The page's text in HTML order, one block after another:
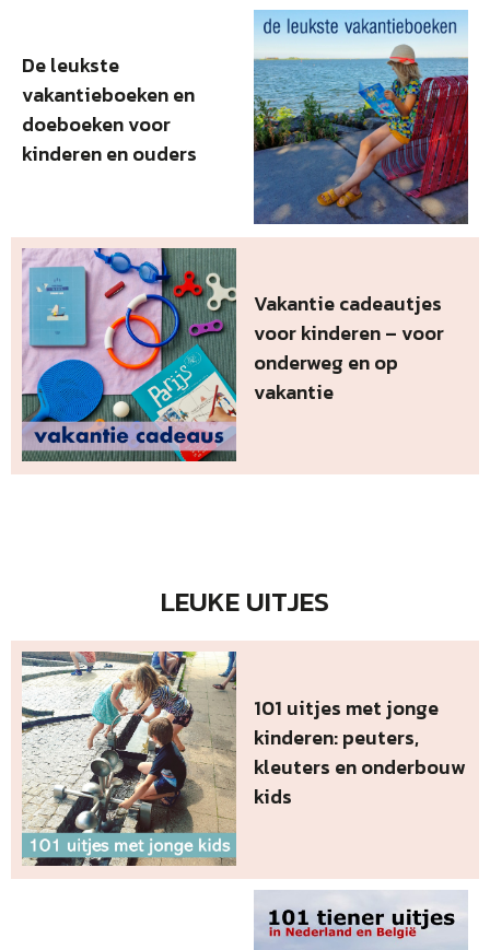
De leukste
vakantieboeken en
doeboeken voor
kinderen en ouders
Vakantie cadeautjes
voor kinderen – voor
onderweg en op
vakantie
LEUKE UITJES
101 uitjes met jonge
kinderen: peuters,
kleuters en onderbouw
kids